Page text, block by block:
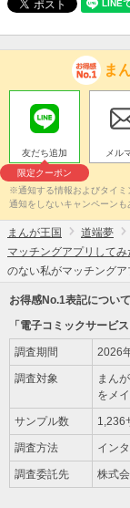
ま
友だち追加
限定クーポン
メル
※通知する情報およびタイ
通知をしないキャンペーンも
まんが王国 道端夢
マッチングアプリして
のない私がマッチング
お得感No.1表記について
「電子コミックサービ
調査期間 2026
調査対象
まん
をメ
サンプル数 1,236
調査方法 イン
調査委託先 株式